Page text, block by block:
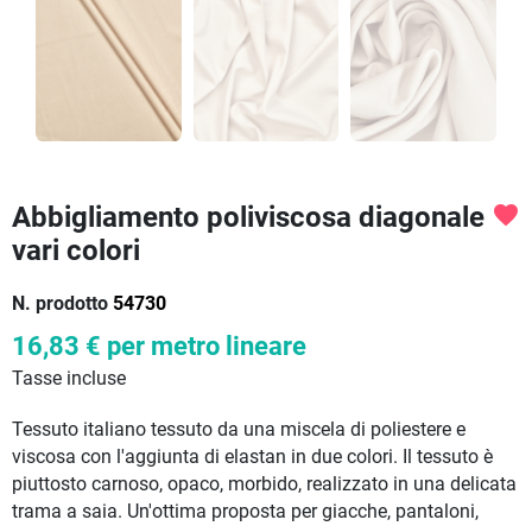
Abbigliamento poliviscosa diagonale
vari colori
N. prodotto 54730
favorite
16,83 € per metro lineare
Tasse incluse
Tessuto italiano tessuto da una miscela di poliestere e
viscosa con l'aggiunta di elastan in due colori. Il tessuto è
piuttosto carnoso, opaco, morbido, realizzato in una delicata
trama a saia. Un'ottima proposta per giacche, pantaloni,